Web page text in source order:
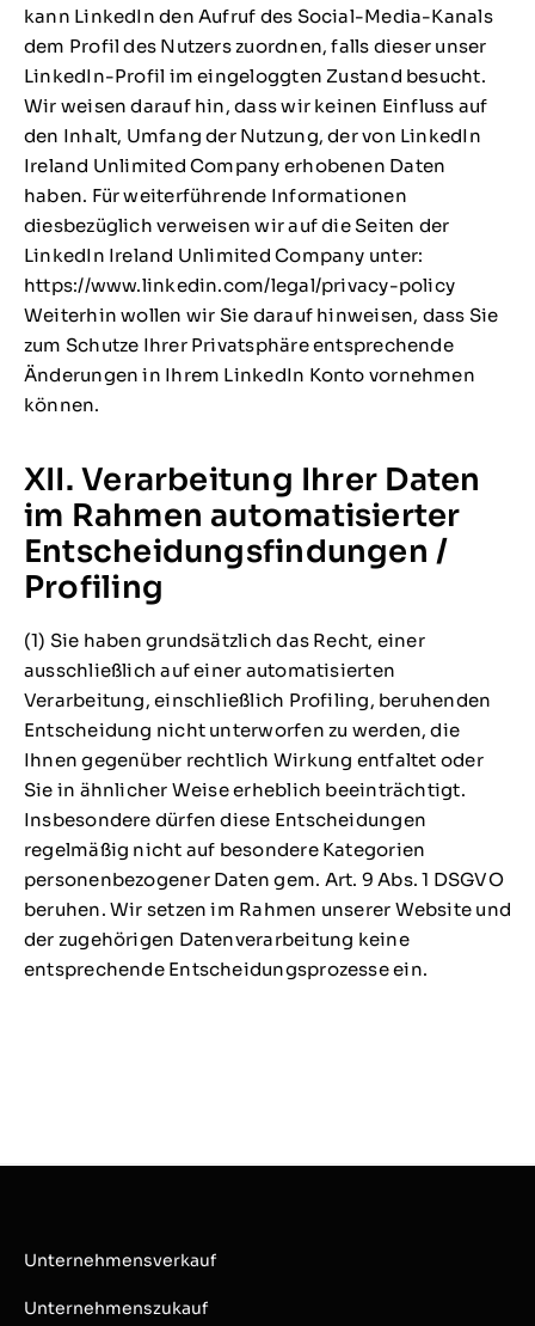
kann LinkedIn den Aufruf des Social-Media-Kanals
dem Profil des Nutzers zuordnen, falls dieser unser
LinkedIn-Profil im eingeloggten Zustand besucht.
Wir weisen darauf hin, dass wir keinen Einfluss auf
den Inhalt, Umfang der Nutzung, der von LinkedIn
Ireland Unlimited Company erhobenen Daten
haben. Für weiterführende Informationen
diesbezüglich verweisen wir auf die Seiten der
LinkedIn Ireland Unlimited Company unter:
https://www.linkedin.com/legal/privacy-policy
Weiterhin wollen wir Sie darauf hinweisen, dass Sie
zum Schutze Ihrer Privatsphäre entsprechende
Änderungen in Ihrem LinkedIn Konto vornehmen
können.
XII. Verarbeitung Ihrer Daten
im Rahmen automatisierter
Entscheidungsfindungen /
Profiling
(1) Sie haben grundsätzlich das Recht, einer
ausschließlich auf einer automatisierten
Verarbeitung, einschließlich Profiling, beruhenden
Entscheidung nicht unterworfen zu werden, die
Ihnen gegenüber rechtlich Wirkung entfaltet oder
Sie in ähnlicher Weise erheblich beeinträchtigt.
Insbesondere dürfen diese Entscheidungen
regelmäßig nicht auf besondere Kategorien
personenbezogener Daten gem. Art. 9 Abs. 1 DSGVO
beruhen. Wir setzen im Rahmen unserer Website und
der zugehörigen Datenverarbeitung keine
entsprechende Entscheidungsprozesse ein.
Unternehmensverkauf
Unternehmenszukauf